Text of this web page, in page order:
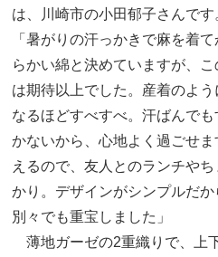
は、川崎市の小田郁子さんです
「暑がりの汗っかきで麻を着
らかい綿と決めていますが、
は期待以上でした。産着のよ
なるほどすべすべ。汗ばんで
かないから、心地よく過ごせ
えるので、友人とのランチや
かり。デザインがシンプルだ
別々でも重宝しました」
薄地ガーゼの2重織りで、上